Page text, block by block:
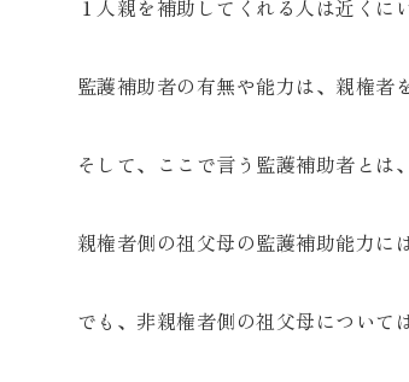
１人親を補助してくれる人は近くに
監護補助者の有無や能力は、親権者
そして、ここで言う監護補助者とは
親権者側の祖父母の監護補助能力に
でも、非親権者側の祖父母について